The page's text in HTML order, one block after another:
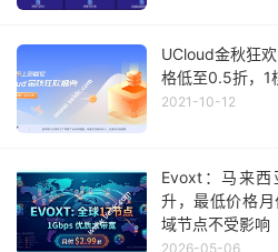
UCloud金秋狂
格低至0.5折，1
2021-10-12
Evoxt：马来西
升，最低价格
域节点不受影响
2026-05-06